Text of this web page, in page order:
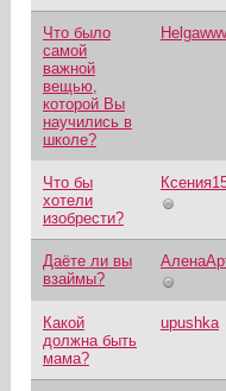
Что было
самой
важной
вещью,
которой Вы
научились в
школе?
Что бы
хотели
изобрести?
Даёте ли вы
взаймы?
Какой
должна быть
мама?
upushka